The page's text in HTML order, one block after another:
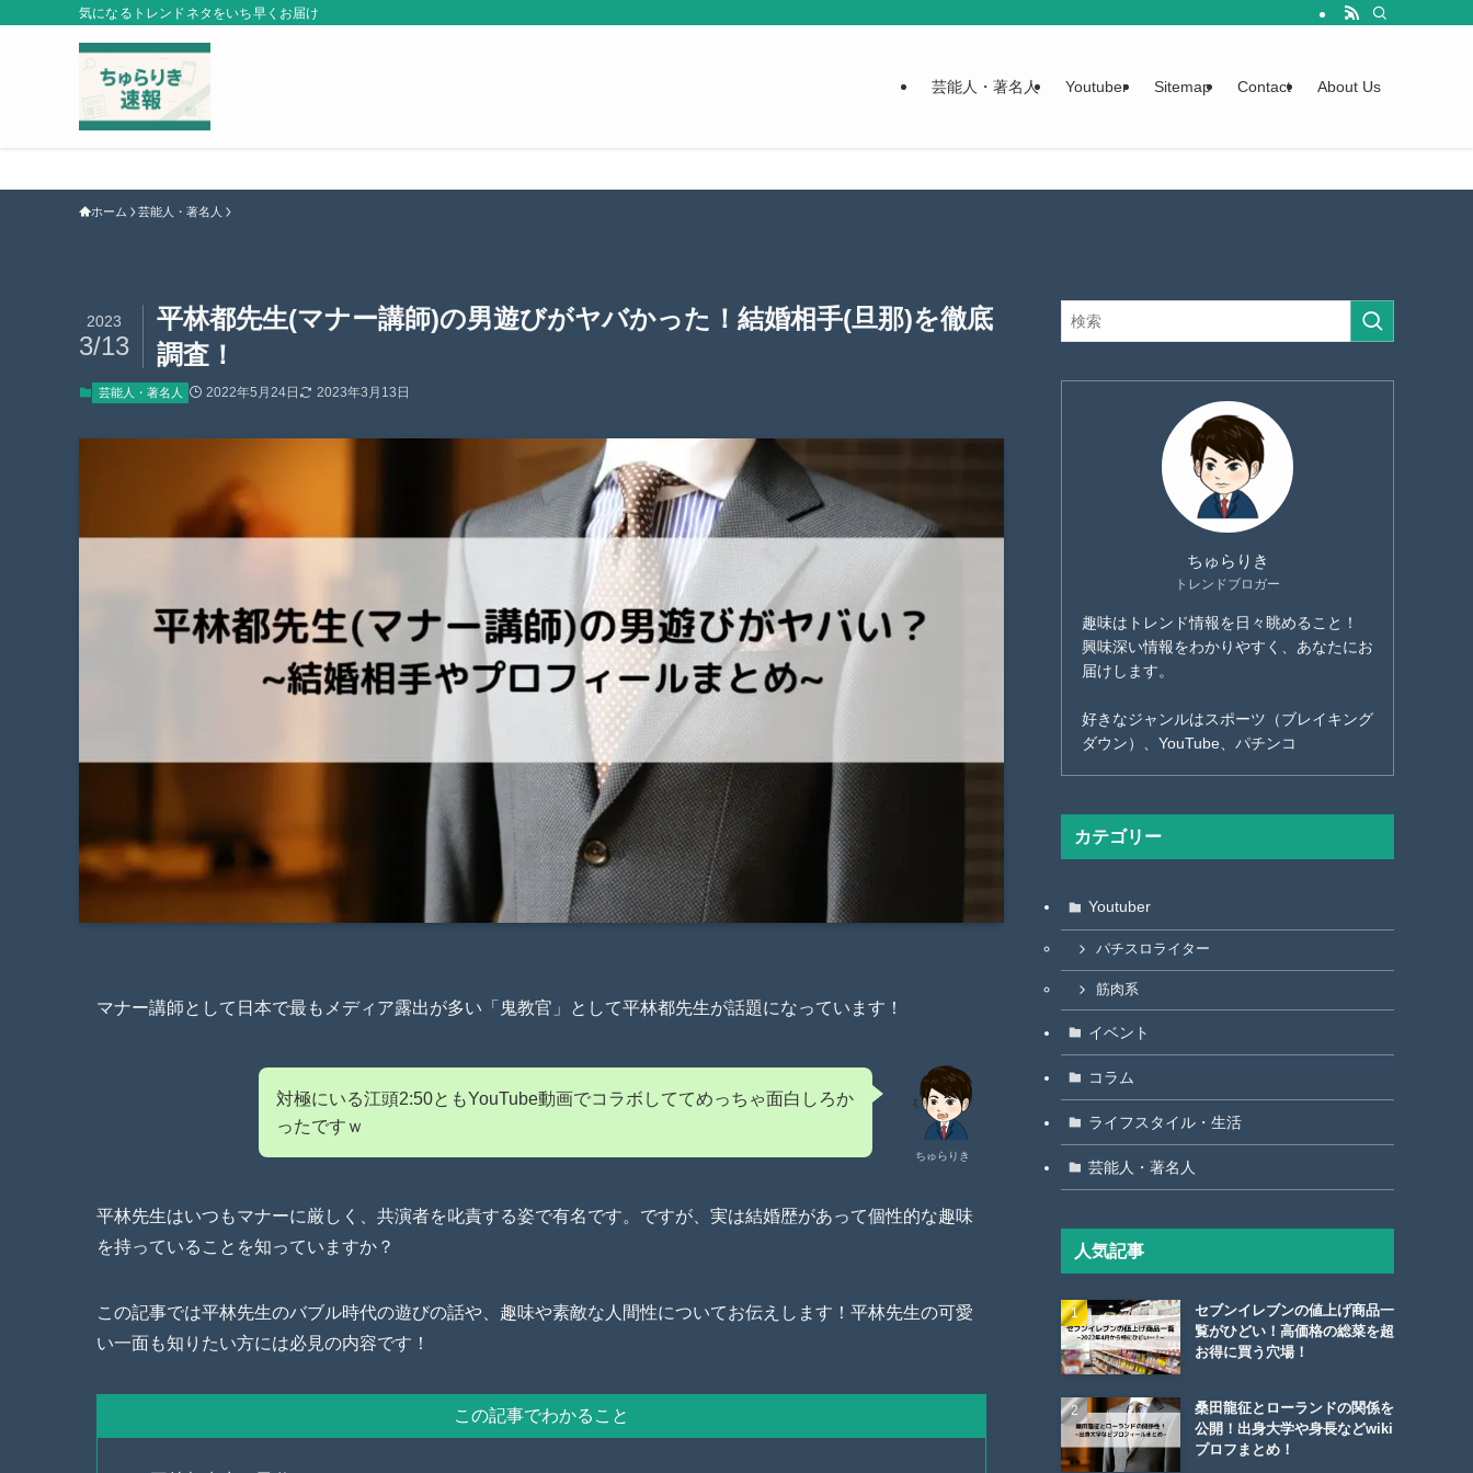
気になるトレンドネタをいち早くお届け
芸能人・著名人 Youtuber Sitemap Contact About Us
ホーム 芸能人・著名人
平林都先生(マナー講師)の男遊びがヤバかった！結婚相手(旦那)を徹底
調査！
2023
3/13
芸能人・著名人 2022年5月24日 2023年3月13日
マナー講師として日本で最もメディア露出が多い「鬼教官」として平林都先生が話題になっています！
ちゅらりき
対極にいる江頭2:50ともYouTube動画でコラボしててめっちゃ面白しろか
ったですｗ
平林先生はいつもマナーに厳しく、共演者を叱責する姿で有名です。ですが、実は結婚歴があって個性的な趣味
を持っていることを知っていますか？
この記事では平林先生のバブル時代の遊びの話や、趣味や素敵な人間性についてお伝えします！平林先生の可愛
い一面も知りたい方には必見の内容です！
この記事でわかること
ちゅらりき
トレンドブロガー
趣味はトレンド情報を日々眺めること！
興味深い情報をわかりやすく、あなたにお
届けします。
好きなジャンルはスポーツ（ブレイキング
ダウン）、YouTube、パチンコ
カテゴリー
Youtuber
パチスロライター
筋肉系
イベント
コラム
ライフスタイル・生活
芸能人・著名人
人気記事
セブンイレブンの値上げ商品一
覧がひどい！高価格の総菜を超
お得に買う穴場！
桑田龍征とローランドの関係を
公開！出身大学や身長などwiki
プロフまとめ！